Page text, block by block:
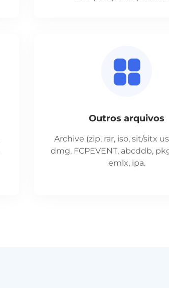
Outros arquivos
Archive (zip, rar, iso, sit/sitx
dmg, FCPEVENT, abcddb,
emlx, ipa.